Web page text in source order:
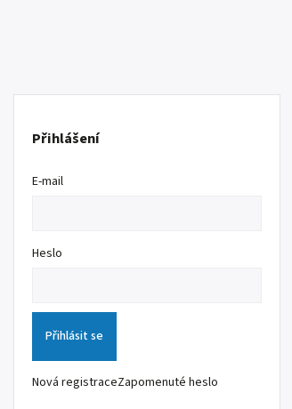
Přihlášení
E-mail
Heslo
Přihlásit se
Nová registraceZapomenuté heslo